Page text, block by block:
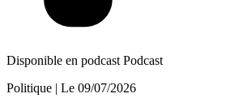
Disponible en podcast Podcast
Politique | Le 09/07/2026